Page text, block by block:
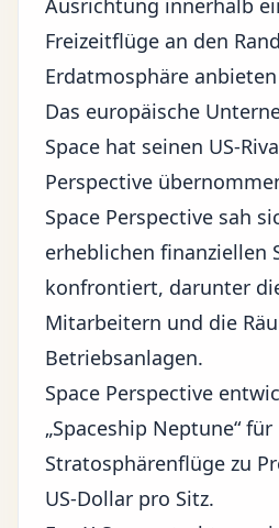
Ausrichtung innerhalb
Freizeitflüge an den
Erdatmosphäre
Das europäische
Space hat seinen US-
Perspective
Space Perspective sah
erheblichen finanziellen
konfrontiert, darunter
Mitarbeitern und die
Betriebsanlagen.
Space Perspective
„Spaceship Neptune“ für
Stratosphärenflüge zu
US-Dollar pro Sitz.